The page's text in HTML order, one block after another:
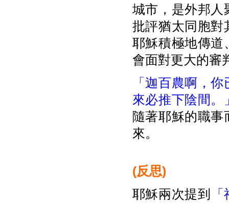
城市，是外邦人
批評猶太同胞對
耶穌積極地傳道
會面對更大的審
「迦百農啊，
來必推下陰間。
隨著耶穌的職
來。
(反思)
耶穌兩次提到